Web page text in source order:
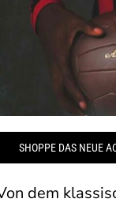
SHOPPE DAS NEUE
dem